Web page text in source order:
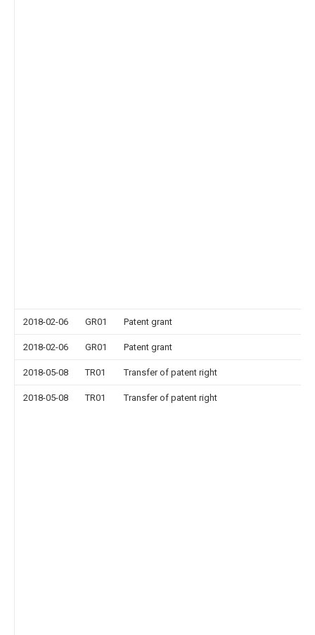
2018-02-06 GR01 Patent grant
2018-02-06 GR01 Patent grant
2018-05-08 TR01 Transfer of patent right
2018-05-08 TR01 Transfer of patent right